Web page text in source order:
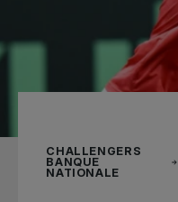
CHALLENGERS
BANQUE
NATIONALE